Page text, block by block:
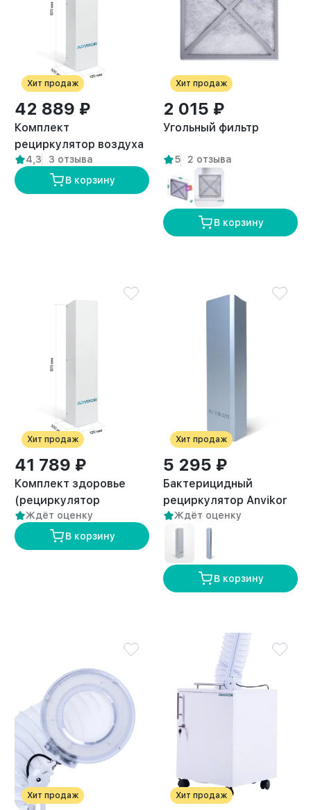
Хит продаж
42 889 ₽
Комплект
рециркулятор воздуха
+ вытяжка для
кератина и ботокса с
лампой
4,3
3 отзыва
В корзину
Хит продаж
2 015 ₽
Угольный фильтр
5 2 отзыва
В корзину
Хит продаж
41 789 ₽
Комплект здоровье
(рециркулятор
воздуха и вытяжка
премиум VC-AIR-3)
Ждёт оценку
В корзину
Хит продаж
5 295 ₽
Бактерицидный
рециркулятор Anvikor
AVK-40 (50 м2)
Ждёт оценку
В корзину
Хит продаж Хит продаж